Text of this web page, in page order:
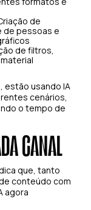
de
de pessoas e
de filtros,
estão usando IA
cenários,
o tempo de
CANAL
que, tanto
conteúdo com
agora